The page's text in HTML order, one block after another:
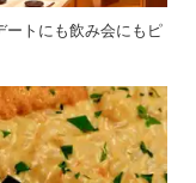
ートにも飲み会にもピ